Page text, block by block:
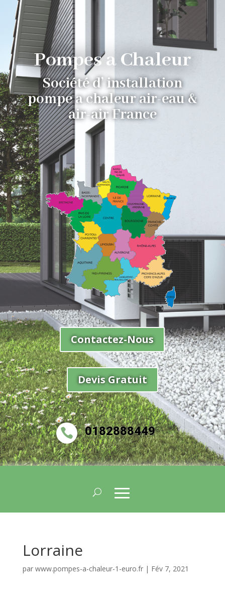
Pompes a Chaleur
Société d’ installation
pompe a chaleur air-eau &
air-air France
Contactez-Nous
Devis Gratuit
 0182888449
Lorraine
par www.pompes-a-chaleur-1-euro.fr| Fév 7, 2021